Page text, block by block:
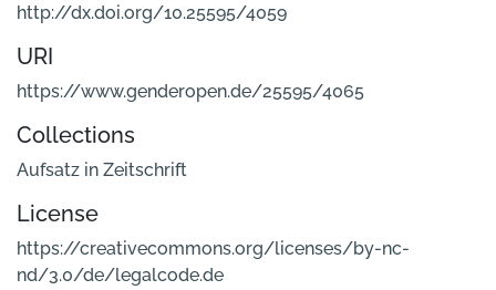
http://dx.doi.org/10.25595/4059
URI
https://www.genderopen.de/25595/4065
Collections
Aufsatz in Zeitschrift
License
https://creativecommons.org/licenses/by-nc-
nd/3.0/de/legalcode.de